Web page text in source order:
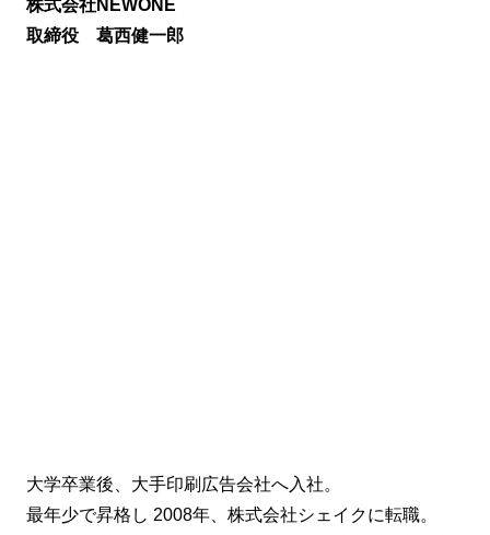
株式会社NEWONE
取締役 葛西健一郎
大学卒業後、大手印刷広告会社へ入社。
最年少で昇格し 2008年、株式会社シェイクに転職。